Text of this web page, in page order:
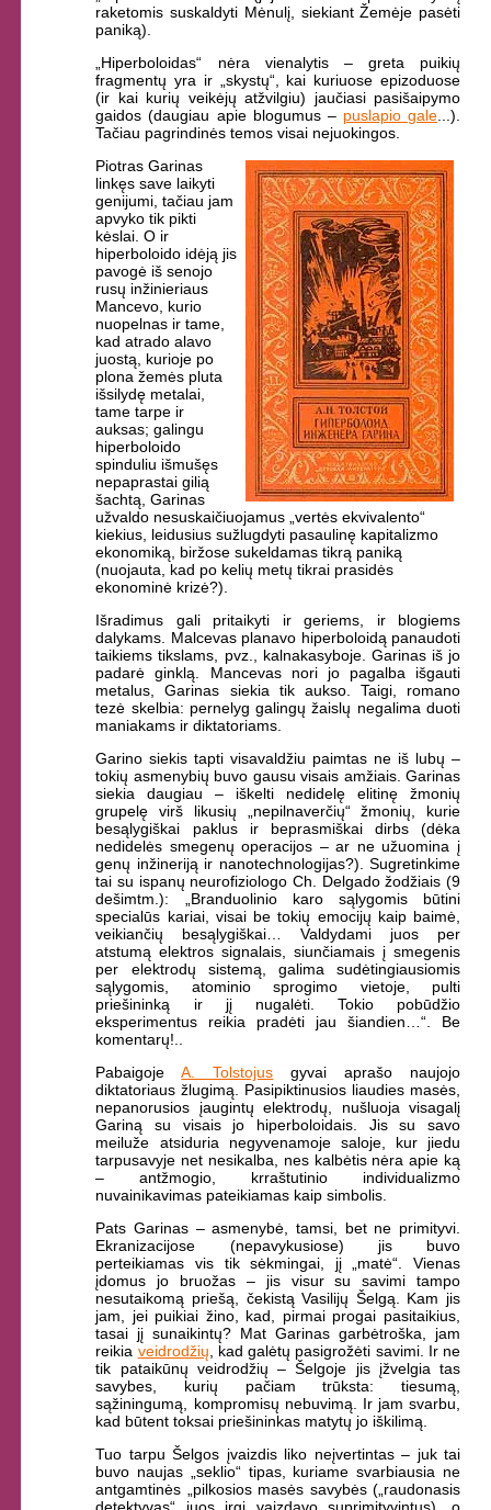
raketomis suskaldyti Mėnulį, siekiant Žemėje pasėti
paniką).
„Hiperboloidas“ nėra vienalytis – greta puikių
fragmentų yra ir „skystų“, kai kuriuose epizoduose
(ir kai kurių veikėjų atžvilgiu) jaučiasi pasišaipymo
gaidos (daugiau apie blogumus – puslapio gale ...).
Tačiau pagrindinės temos visai nejuokingos.
Piotras Garinas
linkęs save laikyti
genijumi, tačiau jam
apvyko tik pikti
kėslai. O ir
hiperboloido idėją jis
pavogė iš senojo
rusų inžinieriaus
Mancevo, kurio
nuopelnas ir tame,
kad atrado alavo
juostą, kurioje po
plona žemės pluta
išsilydę metalai,
tame tarpe ir
auksas; galingu
hiperboloido
spinduliu išmušęs
nepaprastai gilią
šachtą, Garinas
užvaldo nesuskaičiuojamus „vertės ekvivalento“
kiekius, leidusius sužlugdyti pasaulinę kapitalizmo
ekonomiką, biržose sukeldamas tikrą paniką
(nuojauta, kad po kelių metų tikrai prasidės
ekonominė krizė?).
Išradimus gali pritaikyti ir geriems, ir blogiems
dalykams. Malcevas planavo hiperboloidą panaudoti
taikiems tikslams, pvz., kalnakasyboje. Garinas iš jo
padarė ginklą. Mancevas nori jo pagalba išgauti
metalus, Garinas siekia tik aukso. Taigi, romano
tezė skelbia: pernelyg galingų žaislų negalima duoti
maniakams ir diktatoriams.
Garino siekis tapti visavaldžiu paimtas ne iš lubų –
tokių asmenybių buvo gausu visais amžiais. Garinas
siekia daugiau – iškelti nedidelę elitinę žmonių
grupelę virš likusių „nepilnaverčių“ žmonių, kurie
besąlygiškai paklus ir beprasmiškai dirbs (dėka
nedidelės smegenų operacijos – ar ne užuomina į
genų inžineriją ir nanotechnologijas?). Sugretinkime
tai su ispanų neurofiziologo Ch. Delgado žodžiais (9
dešimtm.): „Branduolinio karo sąlygomis būtini
specialūs kariai, visai be tokių emocijų kaip baimė,
veikiančių besąlygiškai… Valdydami juos per
atstumą elektros signalais, siunčiamais į smegenis
per elektrodų sistemą, galima sudėtingiausiomis
sąlygomis, atominio sprogimo vietoje, pulti
priešininką ir jį nugalėti. Tokio pobūdžio
eksperimentus reikia pradėti jau šiandien…“. Be
komentarų!..
PabaigojeA. Tolstojus gyvai aprašo naujojo
diktatoriaus žlugimą. Pasipiktinusios liaudies masės,
nepanorusios įaugintų elektrodų, nušluoja visagalį
Gariną su visais jo hiperboloidais. Jis su savo
meiluže atsiduria negyvenamoje saloje, kur jiedu
tarpusavyje net nesikalba, nes kalbėtis nėra apie ką
– antžmogio, krraštutinio individualizmo
nuvainikavimas pateikiamas kaip simbolis.
Pats Garinas – asmenybė, tamsi, bet ne primityvi.
Ekranizacijose (nepavykusiose) jis buvo
perteikiamas vis tik sėkmingai, jį „matė“. Vienas
įdomus jo bruožas – jis visur su savimi tampo
nesutaikomą priešą, čekistą Vasilijų Šelgą. Kam jis
jam, jei puikiai žino, kad, pirmai progai pasitaikius,
tasai jį sunaikintų? Mat Garinas garbėtroška, jam
reikia veidrodžių , kad galėtų pasigrožėti savimi. Ir ne
tik pataikūnų veidrodžių – Šelgoje jis įžvelgia tas
savybes, kurių pačiam trūksta: tiesumą,
sąžiningumą, kompromisų nebuvimą. Ir jam svarbu,
kad būtent toksai priešininkas matytų jo iškilimą.
Tuo tarpu Šelgos įvaizdis liko neįvertintas – juk tai
buvo naujas „seklio“ tipas, kuriame svarbiausia ne
antgamtinės „pilkosios masės savybės („raudonasis